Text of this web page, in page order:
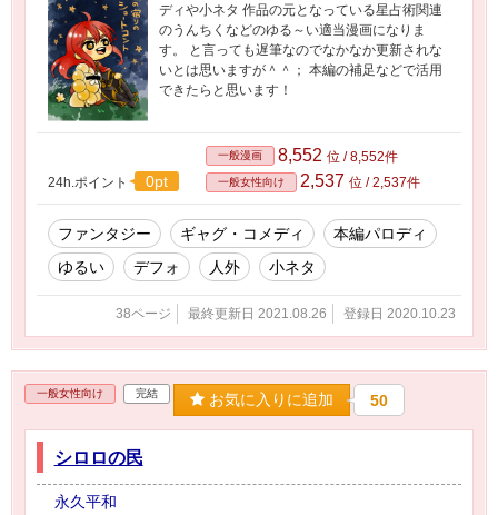
ディや小ネタ 作品の元となっている星占術関連
のうんちくなどのゆる～い適当漫画になりま
す。 と言っても遅筆なのでなかなか更新されな
いとは思いますが＾＾； 本編の補足などで活用
できたらと思います！
24h.ポイント 0pt
一般漫画 8,552 位 / 8,552件
一般女性向け 2,537 位 / 2,537件
ファンタジー ギャグ・コメディ
本編パロディ
ゆるい
デフォ 人外 小ネタ
38ページ 最終更新日 2021.08.26 登録日 2020.10.23
一般女性向け 完結 お気に入りに追加 50
シロロの民
永久平和